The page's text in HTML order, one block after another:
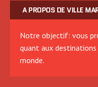
A PROPOS DE VILLE
Notre objectif: vous
quant aux
monde.